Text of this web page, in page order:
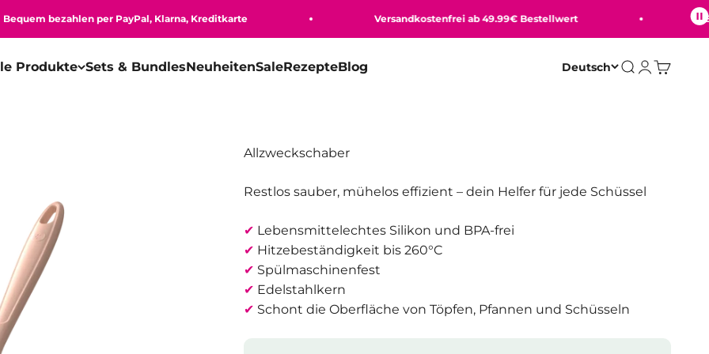
bezahlen per PayPal, Klarna, Kreditkarte Versandkostenfrei ab 49.99€ Bestellwert
Produkte Sets & BundlesNeuheitenSaleRezepteBlog Deutsch SucheAnmelden
Allzweckschaber
Restlos sauber, mühelos effizient – dein Helfer für jede Schüssel
✔ Lebensmittelechtes Silikon und BPA-frei
✔ Hitzebeständigkeit bis 260°C
✔ Spülmaschinenfest
✔ Edelstahlkern
✔ Schont die Oberfläche von Töpfen, Pfannen und Schüsseln